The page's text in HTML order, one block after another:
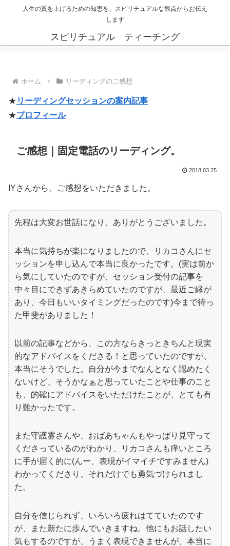
人生の質を上げるための知恵を、スピリチュアルな観点からお伝え
します
スピリチュアル ティーチング
ホーム リーディングのご感想
★ リーディングセッションの案内記事
★プロフィール
ご感想｜固定電話のリーディング。
2018.03.25
IYさんから、ご感想をいただきました。
先程は大変お世話になり、ありがとうございました。
本当に気持ちが楽になりましたので、リカコさんにセ
ッションを申し込んで本当に良かったです。(実は前か
ら気にしていたのですが、セッション受付の記事を
中々目にできずあきらめていたのですが、最近ご縁が
あり、今日もいいタイミングだったのです)今まで待っ
た甲斐がありました！
以前の記事などから、この方ならきっときちんと現実
的なアドバイスをくださる！と思っていたのですが、
本当にそうでした。自分が今までなんとなく認めたく
ないけど、そうかなぁと思っていたことや仕事のこと
も、的確にアドバイスをいただけたことが、とても有
り難かったです。
また守護霊さんや、おばあちゃんもやっぱり見守って
くださっているのがわかり、リカコさんも痒いところ
に手が届く的に(んー、表現がイマイチですみません)
わかってくださり、それだけでも勇気づけられまし
た。
自分を信じられず、いろいろ疲れはてていたのです
が、また新たに歩んでいきますね。他にもお話したい
気もするのですが、うまく表現できませんが、本当に